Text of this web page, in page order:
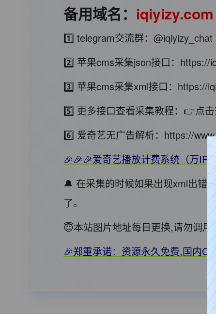
备用域名： iqiyizy.com
1️⃣ telegram交流群： @iqiyizy_chat
2️⃣ 苹果cms采集json接口： https://
3️⃣ 苹果cms采集xml接口： https://
5️⃣ 更多接口查看采集教程： 👉点
6️⃣ 爱奇艺无广告解析： https://
🎉🎉🎉爱奇艺播放计费系统（万
🔔 在采集的时候如果出现xml出错
了。
😇本站图片地址每日更换,请勿调
🎉郑重承诺：资源永久免费,国内